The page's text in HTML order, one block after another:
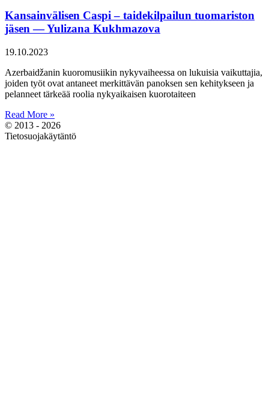
Kansainvälisen Caspi – taidekilpailun tuomariston
jäsen — Yulizana Kukhmazova
19.10.2023
Azerbaidžanin kuoromusiikin nykyvaiheessa on lukuisia vaikuttajia,
joiden työt ovat antaneet merkittävän panoksen sen kehitykseen ja
pelanneet tärkeää roolia nykyaikaisen kuorotaiteen
Read More »
© 2013 - 2026
Tietosuojakäytäntö